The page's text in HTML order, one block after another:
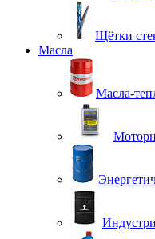
Щётки
Масла
Масла-